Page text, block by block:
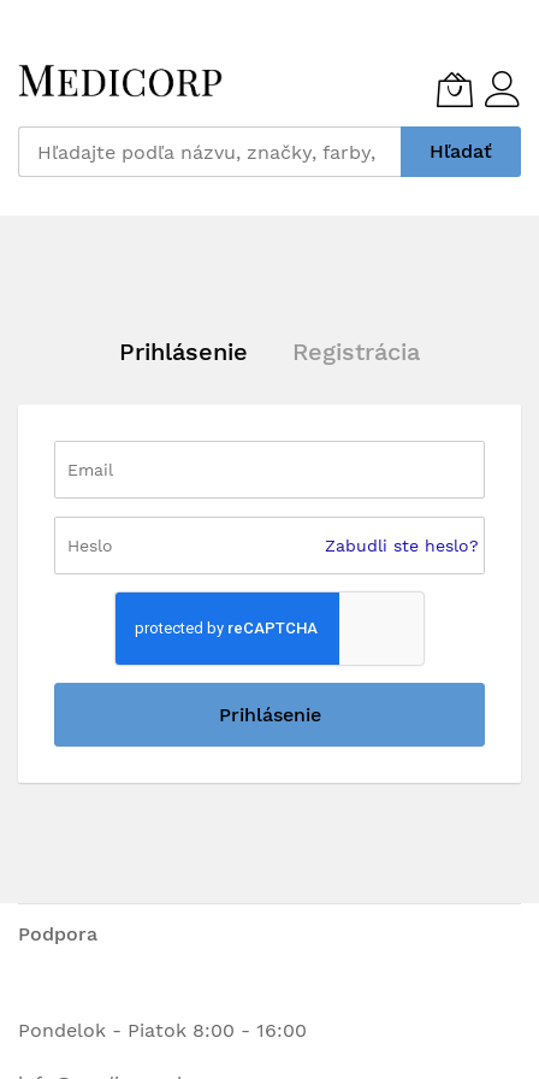
to
Content
Hľadať
Prihlásenie Registrácia
Zabudli ste heslo?
Prihlásenie
Podpora
Pondelok - Piatok 8:00 - 16:00